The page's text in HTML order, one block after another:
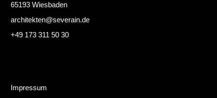
65193 Wiesbaden
architekten@severain.de
+49 173 311 50 30
Impressum